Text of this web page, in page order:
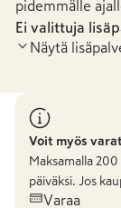
pidemmälle
Ei valittuja
Näytä
Voit myös
Maksamalla 200
päiväksi. Jos
Varaa